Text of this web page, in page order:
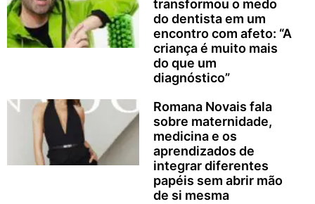
transformou o medo
do dentista em um
encontro com afeto: “A
criança é muito mais
do que um
diagnóstico”
Romana Novais fala
sobre maternidade,
medicina e os
aprendizados de
integrar diferentes
papéis sem abrir mão
de si mesma